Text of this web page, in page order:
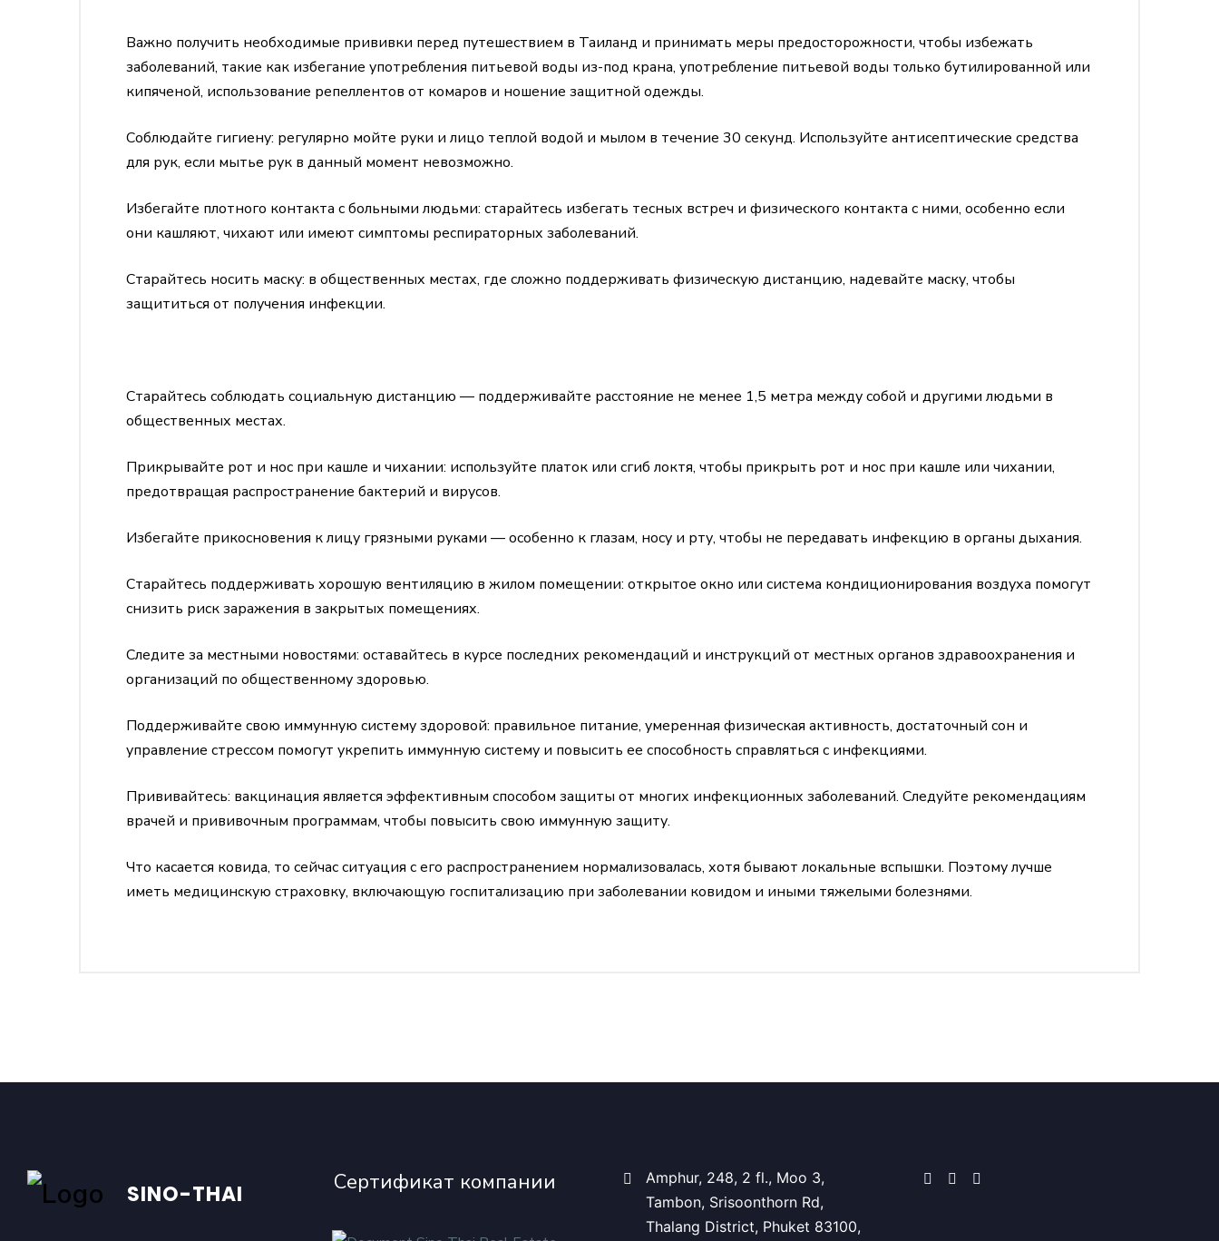
Важно получить необходимые прививки перед путешествием в Таиланд и принимать меры предосторожности, чтобы избежать
заболеваний, такие как избегание употребления питьевой воды из-под крана, употребление питьевой воды только бутилированной или
кипяченой, использование репеллентов от комаров и ношение защитной одежды.
Соблюдайте гигиену: регулярно мойте руки и лицо теплой водой и мылом в течение 30 секунд. Используйте антисептические средства
для рук, если мытье рук в данный момент невозможно.
Избегайте плотного контакта с больными людьми: старайтесь избегать тесных встреч и физического контакта с ними, особенно если
они кашляют, чихают или имеют симптомы респираторных заболеваний.
Старайтесь носить маску: в общественных местах, где сложно поддерживать физическую дистанцию, надевайте маску, чтобы
защититься от получения инфекции.
Старайтесь соблюдать социальную дистанцию — поддерживайте расстояние не менее 1,5 метра между собой и другими людьми в
общественных местах.
Прикрывайте рот и нос при кашле и чихании: используйте платок или сгиб локтя, чтобы прикрыть рот и нос при кашле или чихании,
предотвращая распространение бактерий и вирусов.
Избегайте прикосновения к лицу грязными руками — особенно к глазам, носу и рту, чтобы не передавать инфекцию в органы дыхания.
Старайтесь поддерживать хорошую вентиляцию в жилом помещении: открытое окно или система кондиционирования воздуха помогут
снизить риск заражения в закрытых помещениях.
Следите за местными новостями: оставайтесь в курсе последних рекомендаций и инструкций от местных органов здравоохранения и
организаций по общественному здоровью.
Поддерживайте свою иммунную систему здоровой: правильное питание, умеренная физическая активность, достаточный сон и
управление стрессом помогут укрепить иммунную систему и повысить ее способность справляться с инфекциями.
Прививайтесь: вакцинация является эффективным способом защиты от многих инфекционных заболеваний. Следуйте рекомендациям
врачей и прививочным программам, чтобы повысить свою иммунную защиту.
Что касается ковида, то сейчас ситуация с его распространением нормализовалась, хотя бывают локальные вспышки. Поэтому лучше
иметь медицинскую страховку, включающую госпитализацию при заболевании ковидом и иными тяжелыми болезнями.
SINO-THAI Сертификат компании
Amphur, 248, 2 fl., Moo 3,
Tambon, Srisoonthorn Rd,
Thalang District, Phuket 83100,